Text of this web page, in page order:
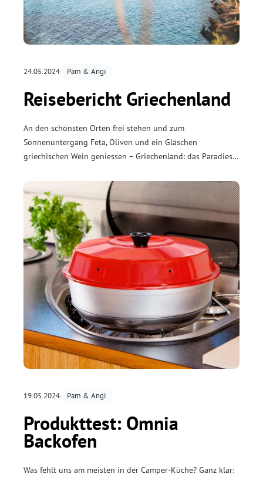
24.05.2024 Pam & Angi
Reisebericht Griechenland
An den schönsten Orten frei stehen und zum
Sonnenuntergang Feta, Oliven und ein Gläschen
griechischen Wein geniessen – Griechenland: das Paradies
Inseln sofort begeistert.
19.05.2024 Pam & Angi
Produkttest: Omnia
Backofen
Was fehlt uns am meisten in der Camper-Küche? Ganz klar: